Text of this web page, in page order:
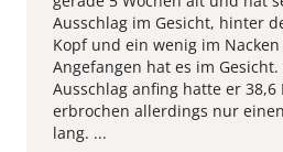
Ausschlag im Gesicht, hinter
Kopf und ein wenig im
Angefangen hat es im
Ausschlag anfing hatte er
erbrochen allerdings nur
lang. ...